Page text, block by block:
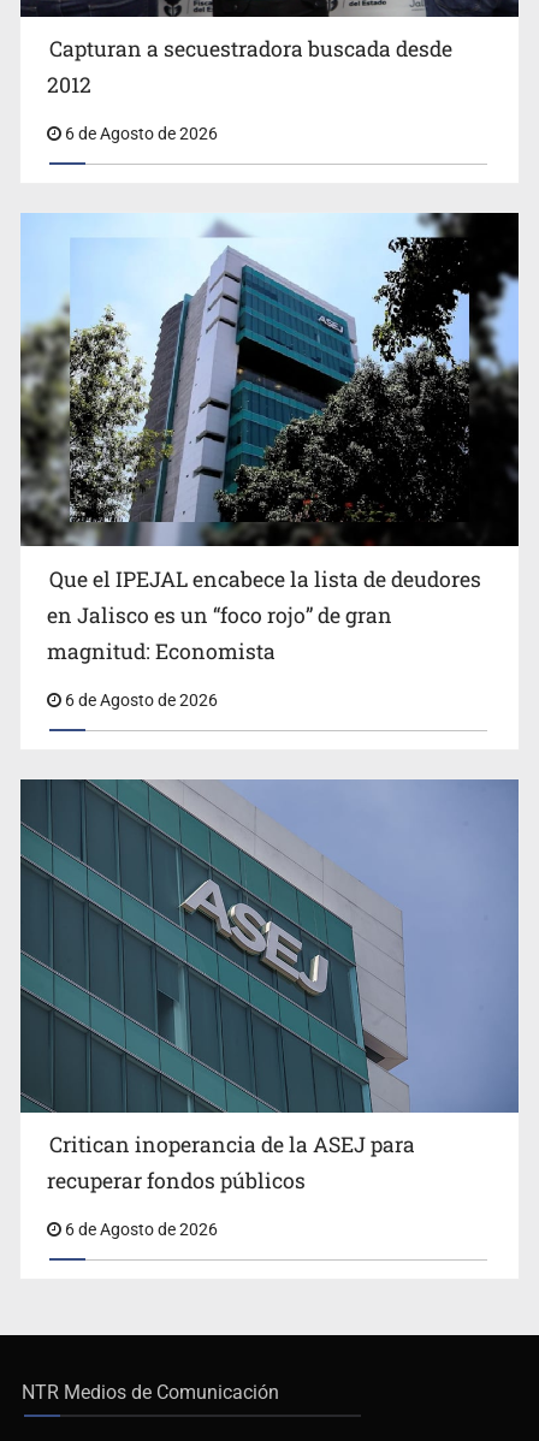
Proponen consulta popular por desarrollo de vivienda
en Mirador de San Isidro
Congreso, de vacación y con varios pendientes
Capturan a secuestradora buscada desde
2012
6 de Agosto de 2026
Que el IPEJAL encabece la lista de deudores
en Jalisco es un “foco rojo” de gran
magnitud: Economista
6 de Agosto de 2026
Critican inoperancia de la ASEJ para
recuperar fondos públicos
6 de Agosto de 2026
NTR Medios de Comunicación